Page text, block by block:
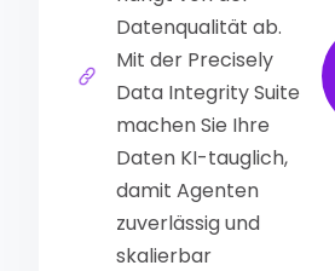
Datenqualität ab.
Mit der Precisely
Data Integrity Suite
machen Sie Ihre
Daten KI-tauglich,
damit Agenten
zuverlässig und
skalierbar